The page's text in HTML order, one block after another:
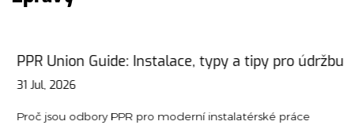
PPR Union Guide: Instalace, typy a tipy pro údržbu
31 Jul, 2026
Proč jsou odbory PPR pro moderní instalatérské práce